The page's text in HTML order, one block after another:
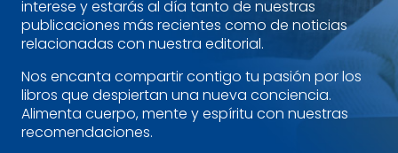
interese y estarás al día tanto de nuestras
publicaciones más recientes como de noticias
relacionadas con nuestra editorial.
Nos encanta compartir contigo tu pasión por los
libros que despiertan una nueva conciencia.
Alimenta cuerpo, mente y espíritu con nuestras
recomendaciones.